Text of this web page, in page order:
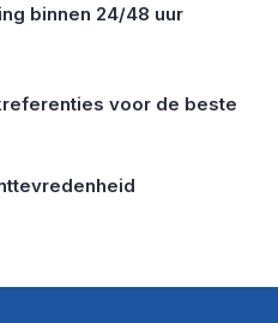
binnen 24/48 uur
voor de beste